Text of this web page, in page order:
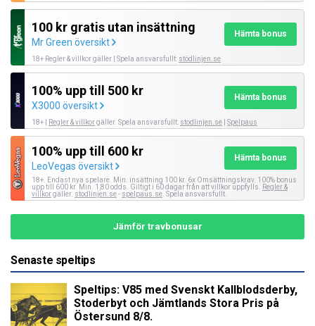
100 kr gratis utan insättning
Mr Green översikt
Hämta bonus
18+ Regler & villkor gäller | Spela ansvarsfullt: stödlinjen.se
100% upp till 500 kr
X3000 översikt
Hämta bonus
18+ | Regler & villkorgäller. Spela ansvarsfullt: stodlinjen.se Spelpaus
100% upp till 600 kr
LeoVegas översikt
Hämta bonus
18+. Endast nya spelare. Min. insättning 100 kr. 6x Omsättningskrav. 100% bonus
upp till 600 kr. Min. 1,80 odds. Giltigt i 60 dagar från att villkor uppfylls.
Regler &
villkorgäller. stodlinjen.se- spelpaus.se . Spela ansvarsfullt.
Jämför travbonusar
Senaste speltips
Speltips: V85 med Svenskt Kallblodsderby,
Stoderbyt och Jämtlands Stora Pris på
Östersund 8/8.